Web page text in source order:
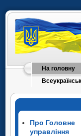
На головну
Про Головне
управління